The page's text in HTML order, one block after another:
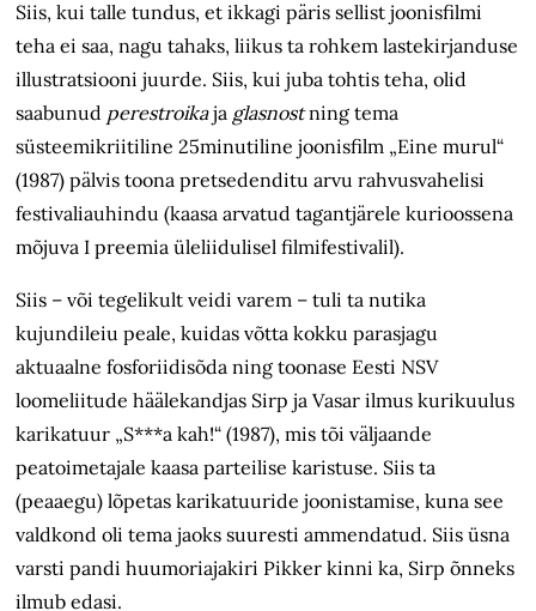
Siis, kui talle tundus, et ikkagi päris sellist joonisfilmi
teha ei saa, nagu tahaks, liikus ta rohkem laste­kirjanduse
illustratsiooni juurde. Siis, kui juba tohtis teha, olid
saabunud perestroikaja glasnostning tema
süsteemikriitiline 25minutiline joonisfilm „Eine murul“
(1987) pälvis toona pretsedenditu arvu rahvusvahelisi
festivaliauhindu (kaasa arvatud tagantjärele kurioossena
mõjuva I preemia üleliidulisel filmifestivalil).
Siis – või tegelikult veidi varem – tuli ta nutika
kujundileiu peale, kuidas võtta kokku parasjagu
aktuaalne fosforiidisõda ning toonase Eesti NSV
loomeliitude häälekandjas Sirp ja Vasar ilmus kurikuulus
karikatuur „S***a kah!“ (1987), mis tõi väljaande
peatoimetajale kaasa parteilise karistuse. Siis ta
(peaaegu) lõpetas karikatuuride joonistamise, kuna see
valdkond oli tema jaoks suuresti ammendatud. Siis üsna
varsti pandi huumoriajakiri Pikker kinni ka, Sirp õnneks
ilmub edasi.